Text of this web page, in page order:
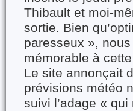
Thibault et moi-
sortie. Bien
paresseux »,
mémorable à
Le site annonçait
prévisions météo
suivi l’adage «